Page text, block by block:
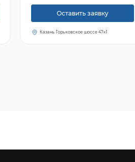
Оставить заявку
Казань Горьковское шоссе 47к1